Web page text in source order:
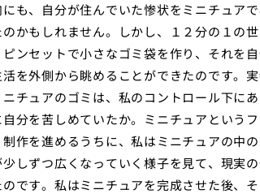
も、自分が住んでいた惨状をミニチュア
かもしれません。しかし、１２分の１の
ンセットで小さなゴミ袋を作り、それを
を外側から眺めることができたのです。
チュアのゴミは、私のコントロール下に
分を苦しめていたか。ミニチュアという
作を進めるうちに、私はミニチュアの中の
しずつ広くなっていく様子を見て、現実
です。私はミニチュアを完成させた後、